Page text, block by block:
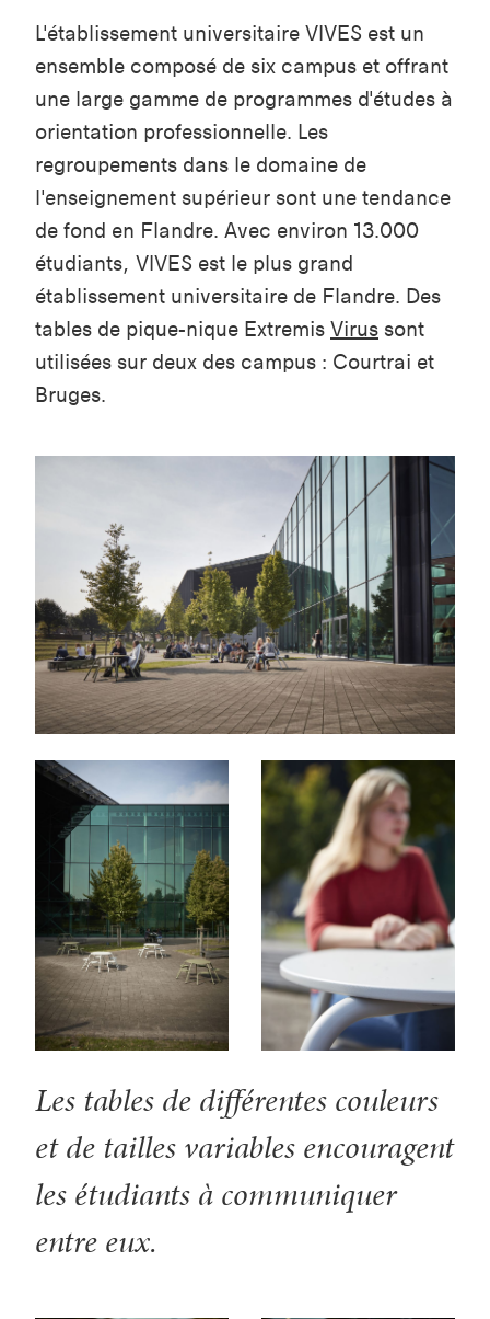
L'établissement universitaire VIVES est un
ensemble composé de six campus et offrant
une large gamme de programmes d'études à
orientation professionnelle. Les
regroupements dans le domaine de
l'enseignement supérieur sont une tendance
de fond en Flandre. Avec environ 13.000
étudiants, VIVES est le plus grand
établissement universitaire de Flandre. Des
tables de pique-nique Extremis Virus sont
utilisées sur deux des campus : Courtrai et
Bruges.
Les tables de différentes couleurs
et de tailles variables encouragent
les étudiants à communiquer
entre eux.